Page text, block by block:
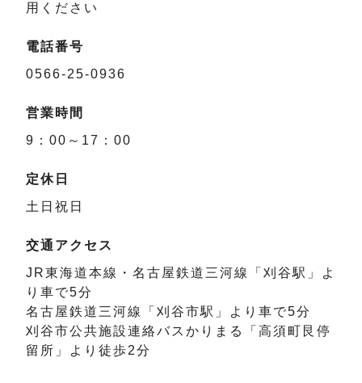
用ください
電話番号
0566-25-0936
営業時間
9：00～17：00
定休日
土日祝日
交通アクセス
JR東海道本線・名古屋鉄道三河線「刈谷駅」よ
り車で5分
名古屋鉄道三河線「刈谷市駅」より車で5分
刈谷市公共施設連絡バスかりまる「高須町艮停
留所」より徒歩2分